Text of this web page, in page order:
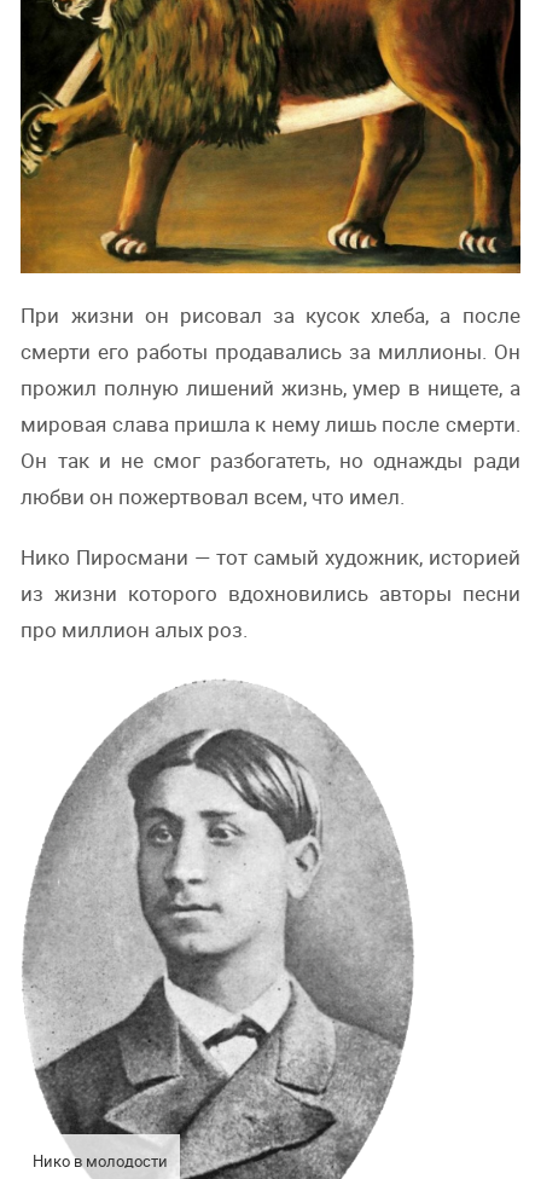
При жизни он рисовал за кусок хлеба, а после
смерти его работы продавались за миллионы. Он
прожил полную лишений жизнь, умер в нищете, а
мировая слава пришла к нему лишь после смерти.
Он так и не смог разбогатеть, но однажды ради
любви он пожертвовал всем, что имел.
Нико Пиросмани — тот самый художник, историей
из жизни которого вдохновились авторы песни
про миллион алых роз.
Нико в молодости